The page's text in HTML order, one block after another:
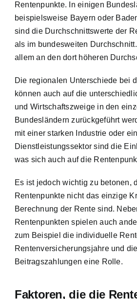
Rentenpunkte. In einigen
beispielsweise Bayern oder
sind die Durchschnittswerte der
als im bundesweiten
allem an den dort höheren
Die regionalen Unterschiede bei
können auch auf die
und Wirtschaftszweige in den
Bundesländern zurückgeführt
mit einer starken Industrie oder
Dienstleistungssektor sind die
was sich auch auf die
Es ist jedoch wichtig zu betonen,
Rentenpunkte nicht das einzige
Berechnung der Rente sind.
Rentenpunkten spielen auch
zum Beispiel die individuelle
Rentenversicherungsjahre und die
Beitragszahlungen eine Rolle.
Faktoren, die die